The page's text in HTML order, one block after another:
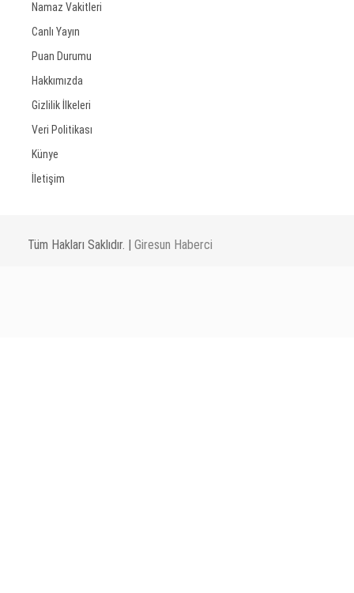
Namaz Vakitleri
Canlı Yayın
Puan Durumu
Hakkımızda
Gizlilik İlkeleri
Veri Politikası
Künye
İletişim
Tüm Hakları Saklıdır. | Giresun Haberci